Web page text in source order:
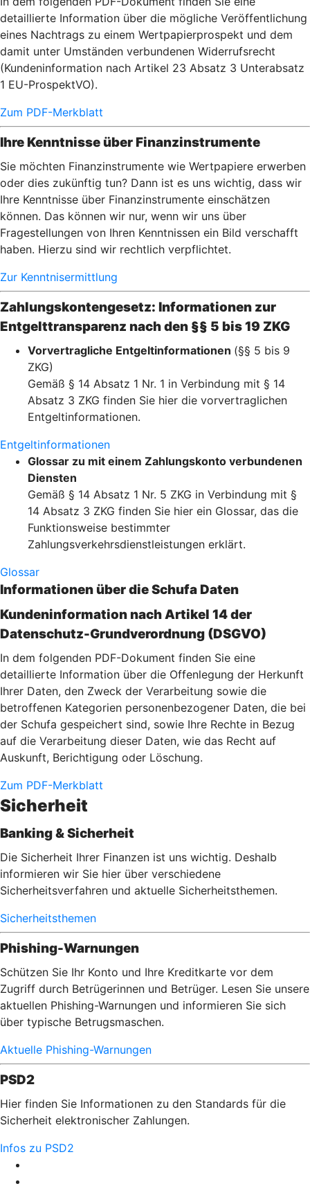
detaillierte Information über die mögliche Veröffentlichung
eines Nachtrags zu einem Wertpapierprospekt und dem
damit unter Umständen verbundenen Widerrufsrecht
(Kundeninformation nach Artikel 23 Absatz 3 Unterabsatz
1 EU-ProspektVO).
Zum PDF-Merkblatt
Ihre Kenntnisse über Finanzinstrumente
Sie möchten Finanzinstrumente wie Wertpapiere erwerben
oder dies zukünftig tun? Dann ist es uns wichtig, dass wir
Ihre Kenntnisse über Finanzinstrumente einschätzen
können. Das können wir nur, wenn wir uns über
Fragestellungen von Ihren Kenntnissen ein Bild verschafft
haben. Hierzu sind wir rechtlich verpflichtet.
Zur Kenntnisermittlung
Zahlungskontengesetz: Informationen zur
Entgelttransparenz nach den §§ 5 bis 19 ZKG
Vorvertragliche Entgeltinformationen (§§ 5 bis 9
ZKG)
Gemäß § 14 Absatz 1 Nr. 1 in Verbindung mit § 14
Absatz 3 ZKG finden Sie hier die vorvertraglichen
Entgeltinformationen.
Entgeltinformationen
Glossar zu mit einem Zahlungskonto verbundenen
Diensten
Gemäß § 14 Absatz 1 Nr. 5 ZKG in Verbindung mit §
14 Absatz 3 ZKG finden Sie hier ein Glossar, das die
Funktionsweise bestimmter
Zahlungsverkehrsdienstleistungen erklärt.
Glossar
Informationen über die Schufa Daten
Kundeninformation nach Artikel 14 der
Datenschutz-Grundverordnung (DSGVO)
In dem folgenden PDF-Dokument finden Sie eine
detaillierte Information über die Offenlegung der Herkunft
Ihrer Daten, den Zweck der Verarbeitung sowie die
betroffenen Kategorien personenbezogener Daten, die bei
der Schufa gespeichert sind, sowie Ihre Rechte in Bezug
auf die Verarbeitung dieser Daten, wie das Recht auf
Auskunft, Berichtigung oder Löschung.
Zum PDF-Merkblatt
Sicherheit
Banking & Sicherheit
Die Sicherheit Ihrer Finanzen ist uns wichtig. Deshalb
informieren wir Sie hier über verschiedene
Sicherheitsverfahren und aktuelle Sicherheitsthemen.
Sicherheitsthemen
Phishing-Warnungen
Schützen Sie Ihr Konto und Ihre Kreditkarte vor dem
Zugriff durch Betrügerinnen und Betrüger. Lesen Sie unsere
aktuellen Phishing-Warnungen und informieren Sie sich
über typische Betrugsmaschen.
Aktuelle Phishing-Warnungen
PSD2
Hier finden Sie Informationen zu den Standards für die
Sicherheit elektronischer Zahlungen.
Infos zu PSD2